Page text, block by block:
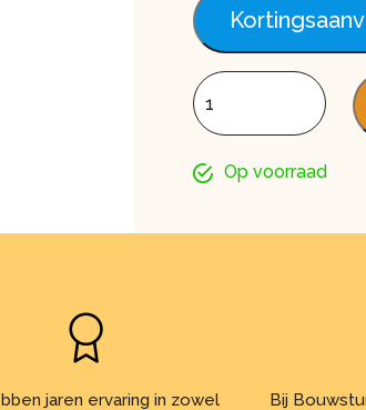
Enkel rabat FS301,
Op voorraad
jaren ervaring in zowel Bij